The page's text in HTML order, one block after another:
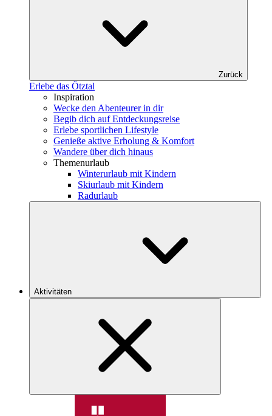
Zurück
Erlebe das Ötztal
Inspiration
Wecke den Abenteurer in dir
Begib dich auf Entdeckungsreise
Erlebe sportlichen Lifestyle
Genieße aktive Erholung & Komfort
Wandere über dich hinaus
Themenurlaub
Winterurlaub mit Kindern
Skiurlaub mit Kindern
Radurlaub
Aktivitäten